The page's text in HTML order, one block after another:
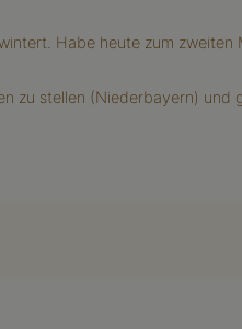
Habe heute zum zweiten
zu stellen (Niederbayern) und